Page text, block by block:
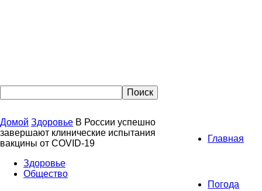
Главная
Погода
Домой Здоровье В России успешно
завершают клинические испытания
вакцины от COVID-19
Здоровье
Общество